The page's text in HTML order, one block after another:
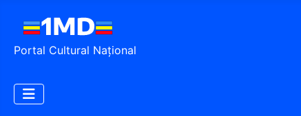
Portal Cultural Național